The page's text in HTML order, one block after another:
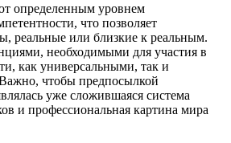
определенным уровнем
что позволяет
реальные или близкие к реальным.
необходимыми для участия в
как универсальными, так и
чтобы предпосылкой
уже сложившаяся система
и профессиональная картина мира